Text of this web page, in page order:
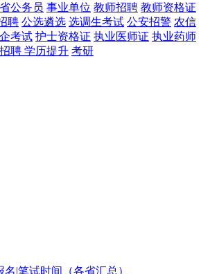
公务员 事业单位 教师招聘 教师资格证
聘 公选遴选 选调生考试 公安招警 农信
考试 护士资格证 执业医师证 执业药师
聘 学历提升 考研
|笔试时间（各省汇总）